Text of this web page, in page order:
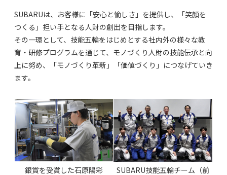
SUBARUは、お客様に「安心と愉しさ」を提供し、「笑顔を
つくる」担い手となる人財の創出を目指します。
その一環として、技能五輪をはじめとする社内外の様々な教
育・研修プログラムを通じて、モノづくり人財の技能伝承と向
上に努め、「モノづくり革新」「価値づくり」につなげていき
ます。
銀賞を受賞した石原陽彩
SUBARU技能五輪チーム（前